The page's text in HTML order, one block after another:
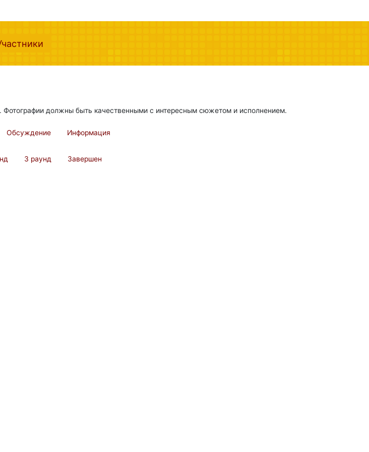
должны быть качественными с интересным сюжетом и исполнением.
Обсуждение Информация
3 раунд Завершен